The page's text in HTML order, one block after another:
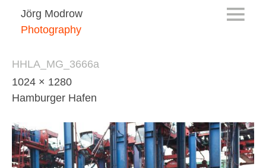
Jörg Modrow
Photography
HHLA_MG_3666a
1024 × 1280
Hamburger Hafen